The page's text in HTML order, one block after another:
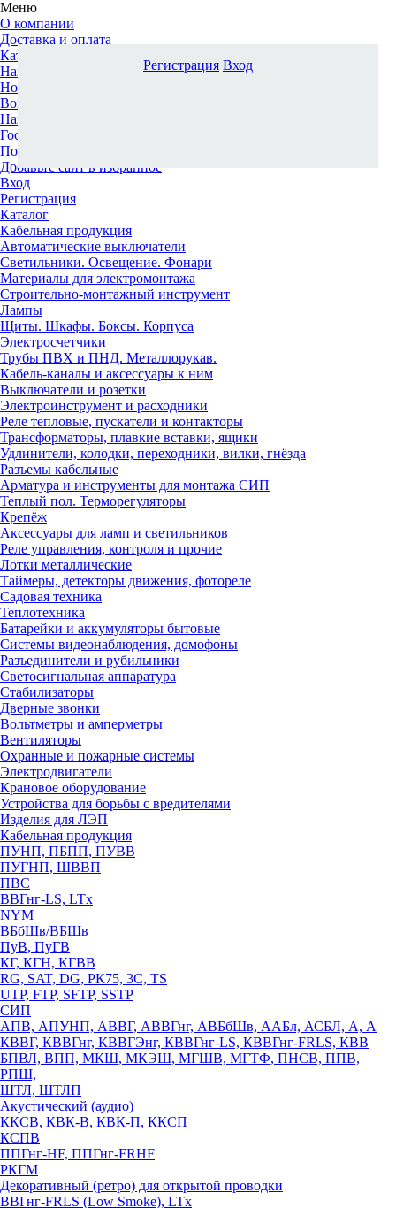
Меню
О компании
Доставка и оплата
Каталог
Наши офисы
Новости и новинки
Вопрос-ответ
Наша команда
Гос. заказчикам
Поставщикам
Добавьте сайт в избранное
Вход
Регистрация
Каталог
Кабельная продукция
Автоматические выключатели
Светильники. Освещение. Фонари
Материалы для электромонтажа
Строительно-монтажный инструмент
Лампы
Щиты. Шкафы. Боксы. Корпуса
Электросчетчики
Трубы ПВХ и ПНД. Металлорукав.
Кабель-каналы и аксессуары к ним
Выключатели и розетки
Электроинструмент и расходники
Реле тепловые, пускатели и контакторы
Трансформаторы, плавкие вставки, ящики
Удлинители, колодки, переходники, вилки, гнёзда
Разъемы кабельные
Арматура и инструменты для монтажа СИП
Теплый пол. Терморегуляторы
Крепёж
Аксессуары для ламп и светильников
Реле управления, контроля и прочие
Лотки металлические
Таймеры, детекторы движения, фотореле
Садовая техника
Теплотехника
Батарейки и аккумуляторы бытовые
Системы видеонаблюдения, домофоны
Разъединители и рубильники
Светосигнальная аппаратура
Стабилизаторы
Дверные звонки
Вольтметры и амперметры
Вентиляторы
Охранные и пожарные системы
Электродвигатели
Крановое оборудование
Устройства для борьбы с вредителями
Изделия для ЛЭП
Кабельная продукция
ПУНП, ПБПП, ПУВВ
ПУГНП, ШВВП
ПВС
ВВГнг-LS, LTx
NYM
ВБбШв/ВБШв
ПуВ, ПуГВ
КГ, КГН, КГВВ
RG, SAT, DG, РК75, 3С, TS
UTP, FTP, SFTP, SSTP
СИП
АПВ, АПУНП, АВВГ, АВВГнг, АВБбШв, ААБл, АСБЛ, А, А
КВВГ, КВВГнг, КВВГЭнг, КВВГнг-LS, КВВГнг-FRLS, КВВ
БПВЛ, ВПП, МКШ, МКЭШ, МГШВ, МГТФ, ПНСВ, ППВ,
РПШ,
ШТЛ, ШТЛП
Акустический (аудио)
ККСВ, КВК-В, КВК-П, ККСП
КСПВ
ППГнг-HF, ППГнг-FRHF
РКГМ
Декоративный (ретро) для открытой проводки
ВВГнг-FRLS (Low Smoke), LTx
Регистрация Вход